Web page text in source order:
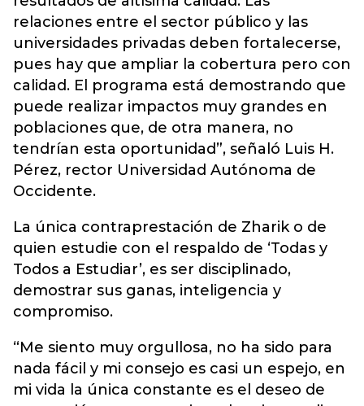
relaciones entre el sector público y las
universidades privadas deben fortalecerse,
pues hay que ampliar la cobertura pero con
calidad. El programa está demostrando que
puede realizar impactos muy grandes en
poblaciones que, de otra manera, no
tendrían esta oportunidad”, señaló Luis H.
Pérez, rector Universidad Autónoma de
Occidente.
La única contraprestación de Zharik o de
quien estudie con el respaldo de ‘Todas y
Todos a Estudiar’, es ser disciplinado,
demostrar sus ganas, inteligencia y
compromiso.
“Me siento muy orgullosa, no ha sido para
nada fácil y mi consejo es casi un espejo, en
mi vida la única constante es el deseo de